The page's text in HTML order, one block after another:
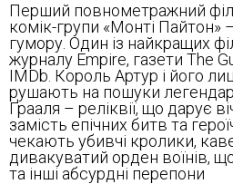
Перший повнометражний
комік-групи «Монті Пайтон»
гумору. Один із найкращих
журналу Empire, газети The
IMDb. Король Артур і його
рушають на пошуки
Ґрааля – реліквії, що дарує
замість епічних битв та
чекають убивчі кролики,
дивакуватий орден воїнів,
та інші абсурдні перепони